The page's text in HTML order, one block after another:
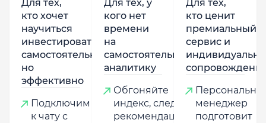
Для тех,
кто хочет
научиться
инвестировать
самостоятельно,
но
эффективно
Подключим
к чату с
Для тех, у
кого нет
времени
на
самостоятельную
аналитику
Обгоняйте
индекс, следуя
рекомендациям
Для тех,
кто ценит
премиальный
сервис и
менеджер
подготовит